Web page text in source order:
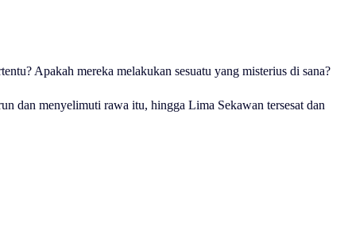
Apakah mereka melakukan sesuatu yang misterius di sana?
dan menyelimuti rawa itu, hingga Lima Sekawan tersesat dan